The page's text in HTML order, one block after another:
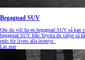
Begagnad SUV
Om du vill ha en begagnad SUV så kan
begagnad SUV från Toyota du väljer så
redo för livets alla äventyr.
Läs mer